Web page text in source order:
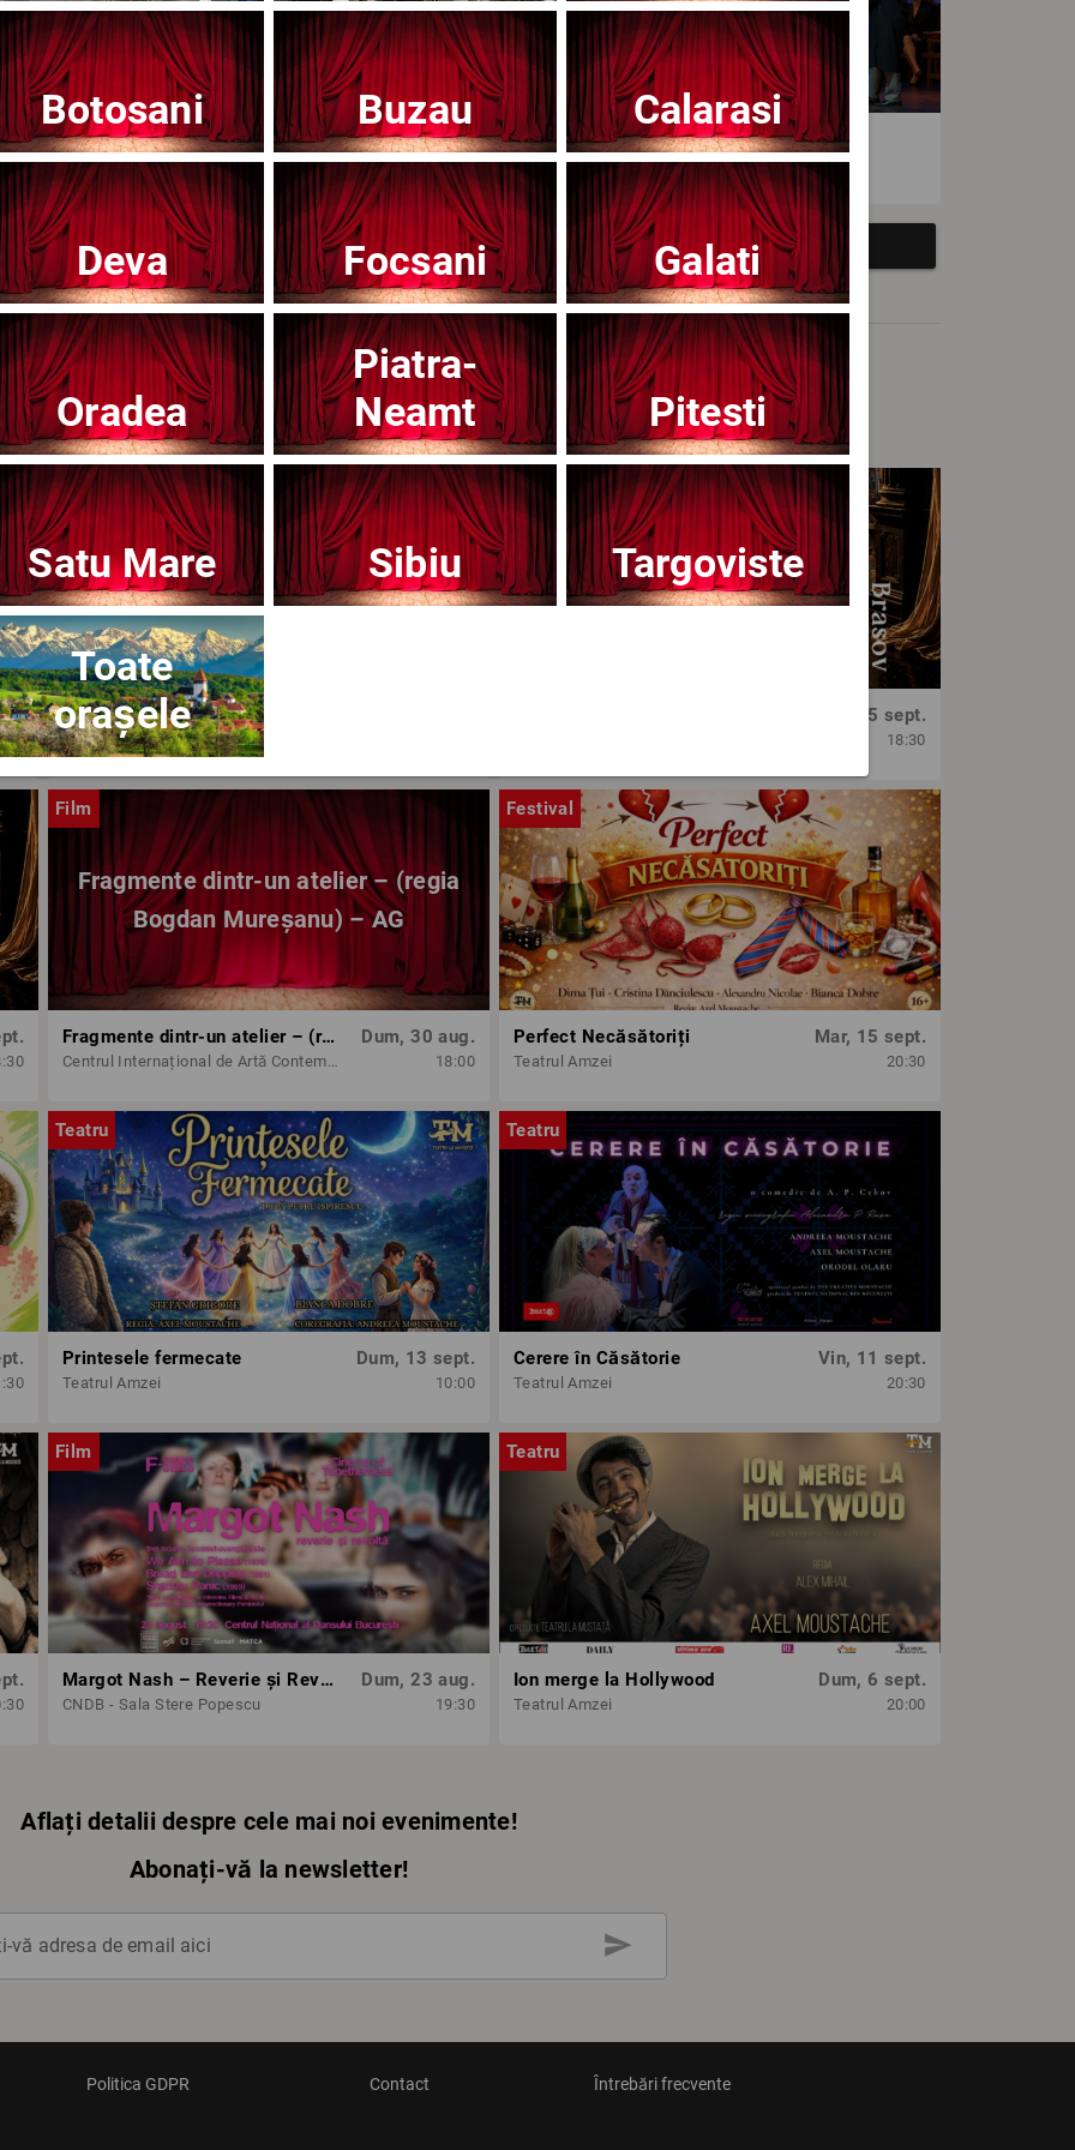
Teatrul Mic - Stagiunea 2025-2026 Teatrul Avangardia
Afisați mai multe evenimente
Noutăți
Concert
Opera Brasov
Concert
Sâm, 5 sept.
18:30
Film
Fragmente dintr-un atelier – (regia
Bogdan Mureșanu) – AG
Fragmente dintr-un atelier – (regia Bogdan Mureșanu) – AG
Centrul Internațional de Artă Contemporană - Baia Turcească Iași
Dum, 30 aug.
18:00
Festival
Perfect Necăsătoriți
Teatrul Amzei
Mar, 15 sept.
20:30
Teatru
Printesele fermecate
Teatrul Amzei
Dum, 13 sept.
10:00
Teatru
Cerere în Căsătorie
Teatrul Amzei
Vin, 11 sept.
20:30
Film
Margot Nash – Reverie și Revoltă: 3 scurtmetraje feminist-avangardiste
CNDB - Sala Stere Popescu
Dum, 23 aug.
19:30
Teatru
Ion merge la Hollywood
Teatrul Amzei
Dum, 6 sept.
20:00
Aflați detalii despre cele mai noi evenimente!
Abonați-vă la newsletter!
vă adresa de email aici send
Politica GDPR Contact Întrebări frecvente
Botosani Buzau Calarasi
Deva Focsani Galati
Oradea
Piatra-
Neamt
Pitesti
Satu Mare Sibiu Targoviste
Toate
orașele